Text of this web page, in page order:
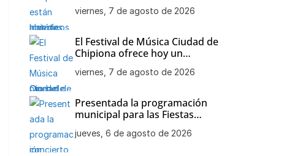
Chipiona
viernes, 7 de agosto de 2026
El Festival de Música Ciudad de
Chipiona ofrece hoy un
Flamenca
viernes, 7 de agosto de 2026
Presentada la programación
municipal para las Fiestas
de Regla
jueves, 6 de agosto de 2026